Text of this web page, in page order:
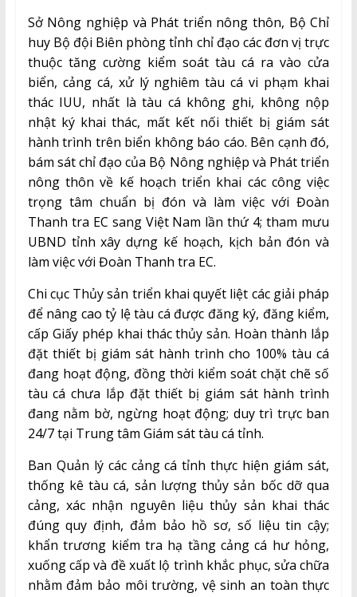
Sở Nông nghiệp và Phát triển nông thôn, Bộ Chỉ
huy Bộ đội Biên phòng tỉnh chỉ đạo các đơn vị trực
thuộc tăng cường kiểm soát tàu cá ra vào cửa
biển, cảng cá, xử lý nghiêm tàu cá vi phạm khai
thác IUU, nhất là tàu cá không ghi, không nộp
nhật ký khai thác, mất kết nối thiết bị giám sát
hành trình trên biển không báo cáo. Bên cạnh đó,
bám sát chỉ đạo của Bộ Nông nghiệp và Phát triển
nông thôn về kế hoạch triển khai các công việc
trọng tâm chuẩn bị đón và làm việc với Đoàn
Thanh tra EC sang Việt Nam lần thứ 4; tham mưu
UBND tỉnh xây dựng kế hoạch, kịch bản đón và
làm việc với Đoàn Thanh tra EC.
Chi cục Thủy sản triển khai quyết liệt các giải pháp
để nâng cao tỷ lệ tàu cá được đăng ký, đăng kiểm,
cấp Giấy phép khai thác thủy sản. Hoàn thành lắp
đặt thiết bị giám sát hành trình cho 100% tàu cá
đang hoạt động, đồng thời kiểm soát chặt chẽ số
tàu cá chưa lắp đặt thiết bị giám sát hành trình
đang nằm bờ, ngừng hoạt động; duy trì trực ban
24/7 tại Trung tâm Giám sát tàu cá tỉnh.
Ban Quản lý các cảng cá tỉnh thực hiện giám sát,
thống kê tàu cá, sản lượng thủy sản bốc dỡ qua
cảng, xác nhận nguyên liệu thủy sản khai thác
đúng quy định, đảm bảo hồ sơ, số liệu tin cậy;
khẩn trương kiểm tra hạ tầng cảng cá hư hỏng,
xuống cấp và đề xuất lộ trình khắc phục, sửa chữa
nhằm đảm bảo môi trường, vệ sinh an toàn thực